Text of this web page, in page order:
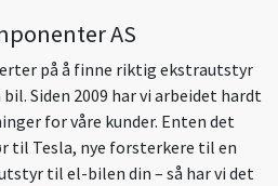
AS
på å finne riktig ekstrautstyr
Siden 2009 har vi arbeidet hardt
for våre kunder. Enten det
til Tesla, nye forsterkere til en
til el-bilen din – så har vi det